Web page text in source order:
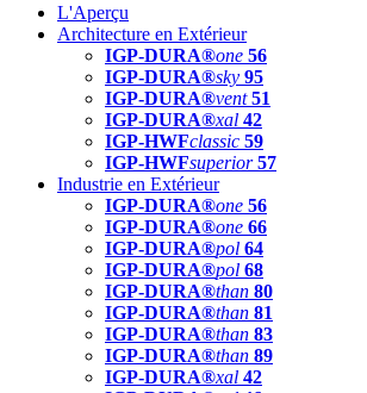
L'Aperçu
Architecture en Extérieur
IGP-DURA®one 56
IGP-DURA®sky 95
IGP-DURA®vent 51
IGP-DURA®xal 42
IGP-HWFclassic 59
IGP-HWFsuperior 57
Industrie en Extérieur
IGP-DURA®one 56
IGP-DURA®one 66
IGP-DURA®pol 64
IGP-DURA®pol 68
IGP-DURA®than 80
IGP-DURA®than 81
IGP-DURA®than 83
IGP-DURA®than 89
IGP-DURA®xal 42